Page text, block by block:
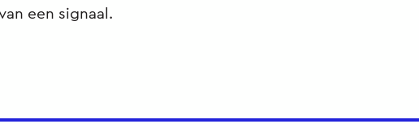
een signaal.